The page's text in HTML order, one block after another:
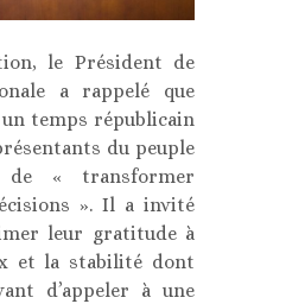
le Président de
a rappelé que
temps républicain
du peuple
« transformer
». Il a invité
leur gratitude à
et la stabilité dont
d’appeler à une